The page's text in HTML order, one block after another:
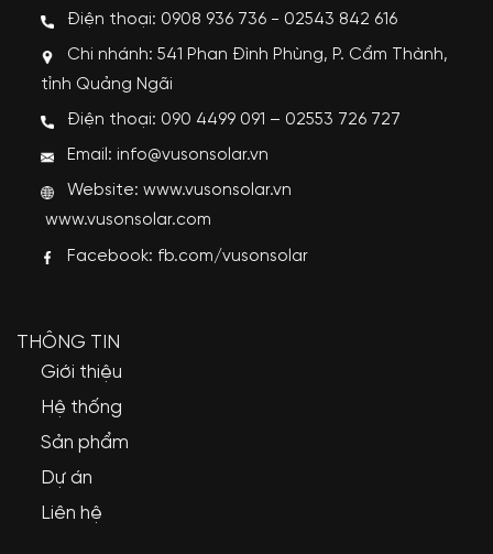
Điện thoại: 0908 936 736 - 02543 842 616
Chi nhánh: 541 Phan Đình Phùng, P. Cẩm Thành,
tỉnh Quảng Ngãi
Điện thoại: 090 4499 091 – 02553 726 727
Email: info@vusonsolar.vn
Website:www.vusonsolar.vn
www.vusonsolar.com
Facebook: fb.com/vusonsolar
THÔNG TIN
Giới thiệu
Hệ thống
Sản phẩm
Dự án
Liên hệ